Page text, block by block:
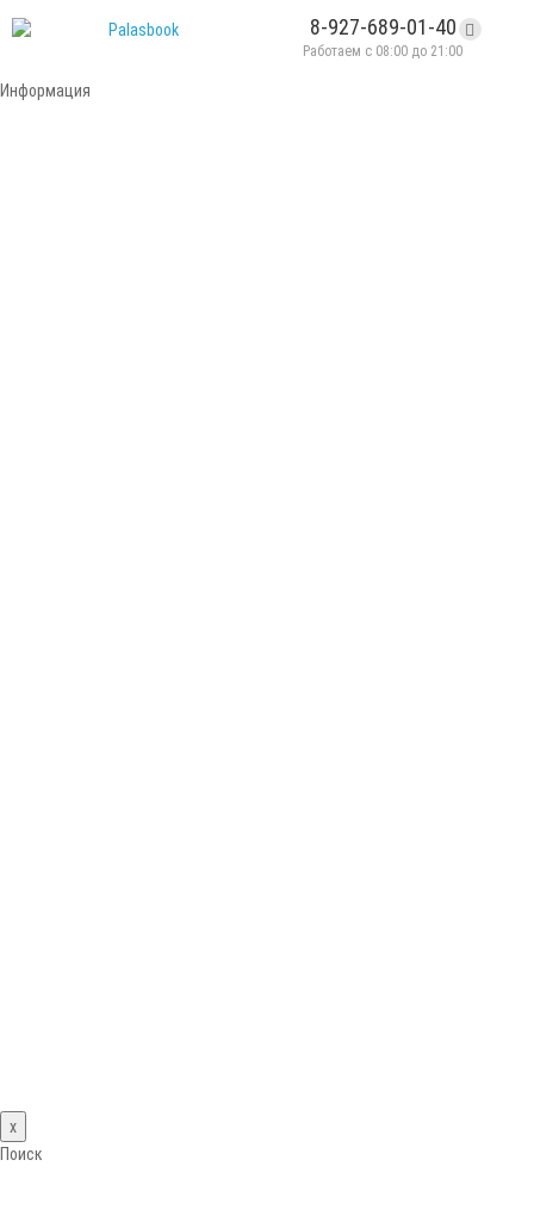
8-927-689-01-40
Работаем с 08:00 до 21:00
Информация
x
Поиск